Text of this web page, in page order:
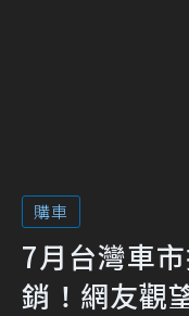
購車
7月台灣車
銷！網友觀